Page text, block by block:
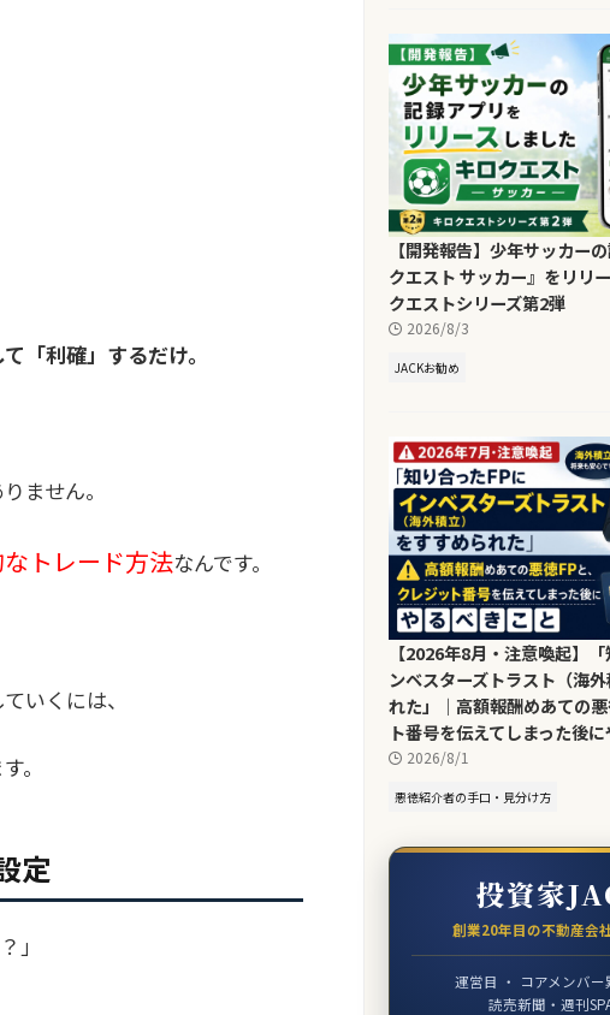
「利確」するだけ。
ません。
トレード方法なんです。
いくには、
。
定
」
【開発報告】少年サッカー
クエスト サッカー』をリリ
クエストシリーズ第2弾
2026/8/3
JACKお勧め
【2026年8月・注意喚起】
ンベスターズトラスト（海
れた」｜高額報酬めあての
ト番号を伝えてしまった後
2026/8/1
悪徳紹介者の手口・見分け方
投資家
創業20年目の不動産会
運営目 ・ コアメンバー
読売新聞・週刊